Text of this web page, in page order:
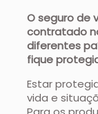
O seguro de
contratado
diferentes
fique
Estar
vida e